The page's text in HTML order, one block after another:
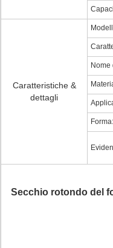
Caratteristiche &
dettagli
Nome
Forma:
Secchio rotondo del